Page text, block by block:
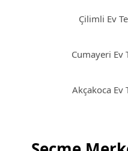
Çilimli Ev
Cumayeri Ev
Akçakoca Ev